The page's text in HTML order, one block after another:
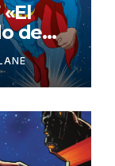
de